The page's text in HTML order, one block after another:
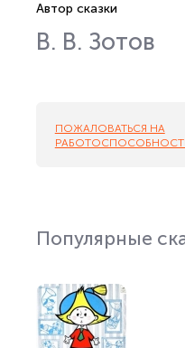
Автор сказки
В. В. Зотов
ПОЖАЛОВАТЬСЯ НА
Популярные